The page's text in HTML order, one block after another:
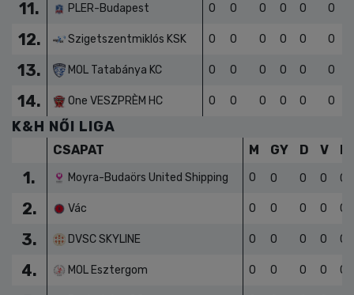
10. OTP Bank-PICK Szeged 0 0 0 0 0 0
11. PLER-Budapest 0 0 0 0 0 0
12. Szigetszentmiklós KSK 0 0 0 0 0 0
13. MOL Tatabánya KC 0 0 0 0 0 0
14. One VESZPRÈM HC
CSAPAT M GY D V
1. Moyra-Budaörs United Shipping 0 0 0 0 0
2. Vác 0 0 0 0 0
3. DVSC SKYLINE 0 0 0 0 0